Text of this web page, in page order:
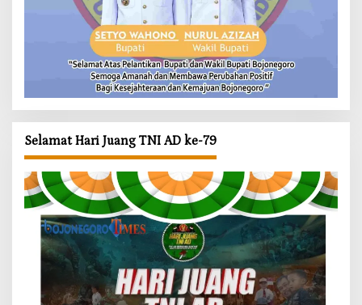
Selamat Hari Juang TNI AD ke-79